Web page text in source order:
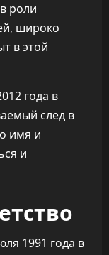
роли
широко
в этой
года в
след в
имя и
и
1991 года в